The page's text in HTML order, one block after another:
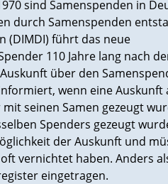
sind Samenspenden in
durch Samenspenden
(DIMDI) führt das neue
110 Jahre lang nach
über den
wenn eine
seinen Samen gezeugt
Spenders gezeugt
der Auskunft und
vernichtet haben. Anders
eingetragen.